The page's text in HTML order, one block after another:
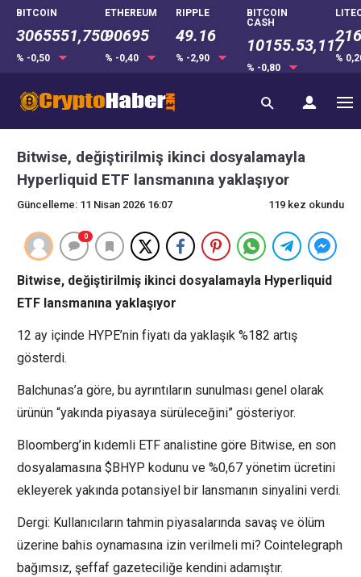
BITCOIN
3065551,750
% -0,50
ETHEREUM
90695
% -0,40
RIPPLE
49.16
% -2,90
BITCOIN
CASH
10155.53,117
% -0,80
%
Bitwise, değiştirilmiş ikinci dosyalamayla
Hyperliquid ETF lansmanına yaklaşıyor
Güncelleme: 11 Nisan 2026 16:07 119 kez okundu
0
Bitwise, değiştirilmiş ikinci dosyalamayla Hyperliquid
ETF lansmanına yaklaşıyor
12 ay içinde HYPE’nin fiyatı da yaklaşık %182 artış
gösterdi.
Balchunas’a göre, bu ayrıntıların sunulması genel olarak
ürünün “yakında piyasaya sürüleceğini” gösteriyor.
Bloomberg’in kıdemli ETF analistine göre Bitwise, en son
dosyalamasına $BHYP kodunu ve %0,67 yönetim ücretini
ekleyerek yakında potansiyel bir lansmanın sinyalini verdi.
Dergi: Kullanıcıların tahmin piyasalarında savaş ve ölüm
üzerine bahis oynamasına izin verilmeli mi? Cointelegraph
bağımsız, şeffaf gazeteciliğe kendini adamıştır.